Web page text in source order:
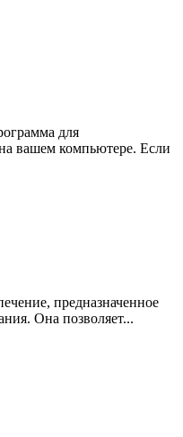
для
вашем компьютере. Если
предназначенное
Она позволяет...